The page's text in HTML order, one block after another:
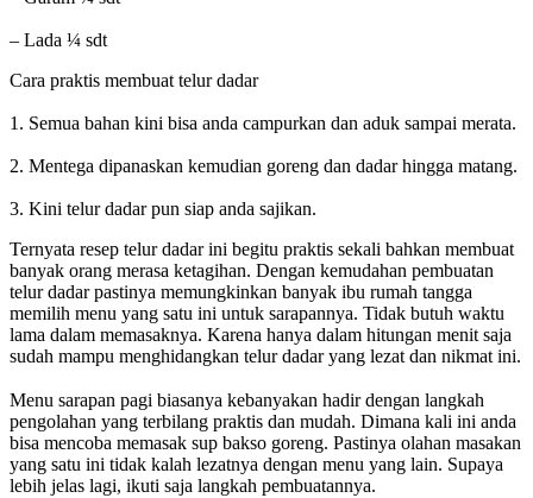
– Lada ¼ sdt
Cara praktis membuat telur dadar
1. Semua bahan kini bisa anda campurkan dan aduk sampai merata.
2. Mentega dipanaskan kemudian goreng dan dadar hingga matang.
3. Kini telur dadar pun siap anda sajikan.
Ternyata resep telur dadar ini begitu praktis sekali bahkan membuat
banyak orang merasa ketagihan. Dengan kemudahan pembuatan
telur dadar pastinya memungkinkan banyak ibu rumah tangga
memilih menu yang satu ini untuk sarapannya. Tidak butuh waktu
lama dalam memasaknya. Karena hanya dalam hitungan menit saja
sudah mampu menghidangkan telur dadar yang lezat dan nikmat ini.
Menu sarapan pagi biasanya kebanyakan hadir dengan langkah
pengolahan yang terbilang praktis dan mudah. Dimana kali ini anda
bisa mencoba memasak sup bakso goreng. Pastinya olahan masakan
yang satu ini tidak kalah lezatnya dengan menu yang lain. Supaya
lebih jelas lagi, ikuti saja langkah pembuatannya.